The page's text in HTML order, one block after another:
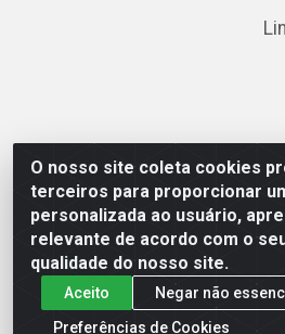
O nosso site coleta cookies
terceiros para proporcionar
personalizada ao usuário,
relevante de acordo com o
qualidade do nosso site.
Aceito
Negar não
Preferências de Cookies
Cardeal Distribuidora - Estrada
do Moura - Caruaru/PE - CEP
05.253.499/